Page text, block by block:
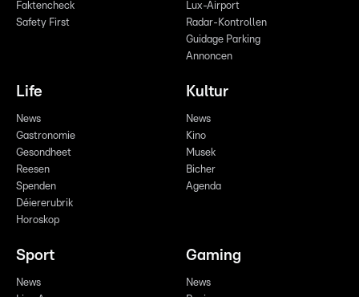
Faktencheck
Safety First
Lux-Airport
Radar-Kontrollen
Guidage Parking
Annoncen
Life
News
Gastronomie
Gesondheet
Reesen
Spenden
Déiererubrik
Horoskop
Kultur
News
Kino
Musek
Bicher
Agenda
Sport
News
Gaming
News